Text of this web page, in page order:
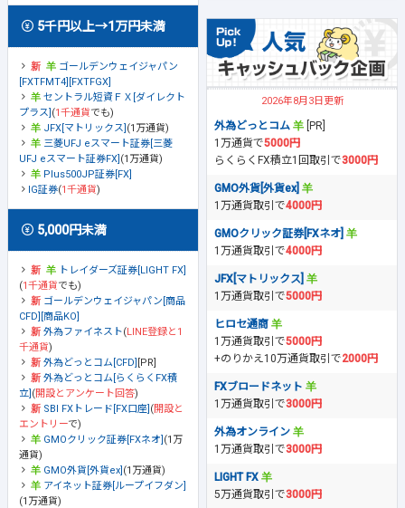
5千円以上→1万円未満
ゴールデンウェイジャパン
[FXTFMT4][FXTFGX]
セントラル短資ＦＸ[ダイレクト
プラス] (1千通貨でも)
JFX[マトリックス] (1万通貨)
三菱UFJ eスマート証券[三菱
UFJ eスマート証券FX] (1万通貨)
Plus500JP証券[FX]
IG証券(1千通貨)
5,000円未満
トレイダーズ証券[LIGHT FX]
(1千通貨でも)
ゴールデンウェイジャパン[商品
CFD][商品KO]
外為ファイネスト(LINE登録と1
千通貨)
外為どっとコム[CFD] [PR]
外為どっとコム[らくらくFX積
立] (開設とアンケート回答)
SBI FXトレード[FX口座] (開設と
エントリーで)
GMOクリック証券[FXネオ] (1万
通貨)
GMO外貨[外貨ex] (1万通貨)
アイネット証券[ループイフダン]
(1万通貨)
2026年8月3日更新
外為どっとコム
[PR]
1万通貨で5000円
らくらくFX積立1回取引で3000円
GMO外貨[外貨ex]
1万通貨取引で4000円
GMOクリック証券[FXネオ]
1万通貨取引で4000円
JFX[マトリックス]
1万通貨取引で5000円
ヒロセ通商
1万通貨取引で5000円
+のりかえ10万通貨取引で2000円
FXブロードネット
1万通貨取引で3000円
外為オンライン
1万通貨取引で3000円
LIGHT FX
5万通貨取引で3000円